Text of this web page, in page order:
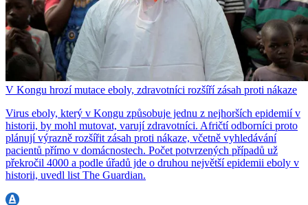
V Kongu hrozí mutace eboly, zdravotníci rozšíří zásah proti nákaze
Virus eboly, který v Kongu způsobuje jednu z nejhorších epidemií v
historii, by mohl mutovat, varují zdravotníci. Afričtí odborníci proto
plánují výrazně rozšířit zásah proti nákaze, včetně vyhledávání
pacientů přímo v domácnostech. Počet potvrzených případů už
překročil 4000 a podle úřadů jde o druhou největší epidemii eboly v
historii, uvedl list The Guardian.